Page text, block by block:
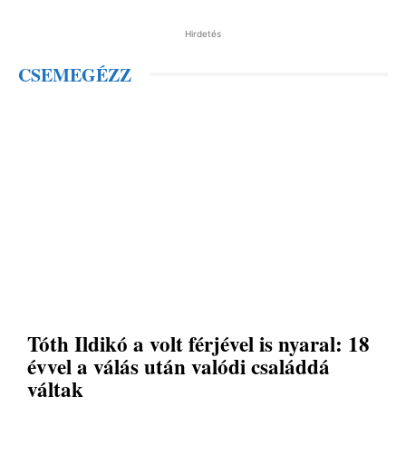
Hirdetés
CSEMEGÉZZ
Tóth Ildikó a volt férjével is nyaral: 18
évvel a válás után valódi családdá
váltak